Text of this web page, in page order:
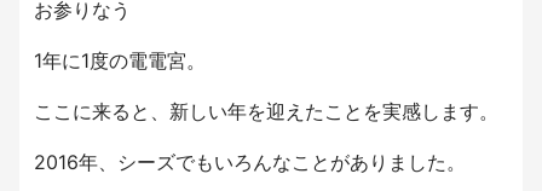
お参りなう
1年に1度の電電宮。
ここに来ると、新しい年を迎えたことを実感します。
2016年、シーズでもいろんなことがありました。